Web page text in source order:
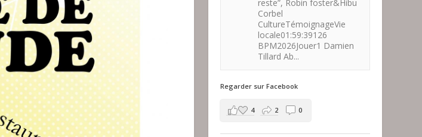
reste”, Robin foster&Hibu
Corbel
CultureTémoignageVie
locale01:59:39126
BPM2026Jouer1 Damien
Tillard Ab...
Regarder sur Facebook
4 2 0